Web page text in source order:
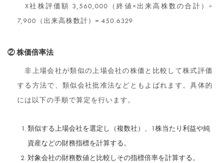
X社株評価額 3,560,000（終値×出来高株数の合計）÷
7,900（出来高株数計）= 450.6329
② 株価倍率法
非上場会社が類似の上場会社の株価と比較して株式評価
する方法で、類似会社批准法などともよばれます。具体的
には以下の手順で算定を行います。
類似する上場会社を選定し（複数社）、1株当たり利益や純
資産などの財務指標を計算する。
対象会社の財務数値と比較しその指標倍率を計算する。